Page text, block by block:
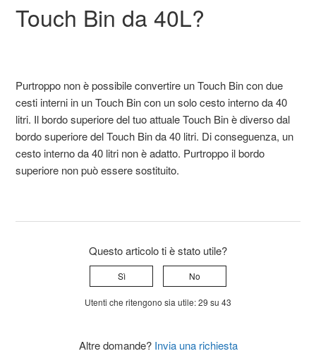
Touch Bin da 40L?
Purtroppo non è possibile convertire un Touch Bin con due
cesti interni in un Touch Bin con un solo cesto interno da 40
litri. Il bordo superiore del tuo attuale Touch Bin è diverso dal
bordo superiore del Touch Bin da 40 litri. Di conseguenza, un
cesto interno da 40 litri non è adatto. Purtroppo il bordo
superiore non può essere sostituito.
Questo articolo ti è stato utile?
Sì No
Utenti che ritengono sia utile: 29 su 43
Altre domande? Invia una richiesta